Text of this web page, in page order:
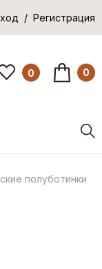
/ Регистрация
0 0
полуботинки